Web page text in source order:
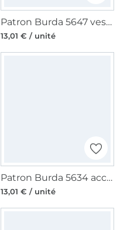
Patron Burda 5647 veste et manteau femme, en français
13,01 € / unité
Patron Burda 5634 accessoires femme, en français
13,01 € / unité